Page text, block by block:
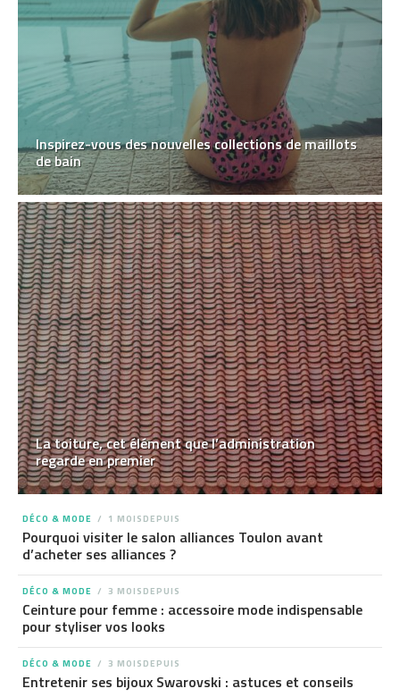
Inspirez-vous des nouvelles collections de maillots
de bain
La toiture, cet élément que l’administration
regarde en premier
DÉCO & MODE 1 MOISDEPUIS
Pourquoi visiter le salon alliances Toulon avant
d’acheter ses alliances ?
DÉCO & MODE 3 MOISDEPUIS
Ceinture pour femme : accessoire mode indispensable
pour styliser vos looks
DÉCO & MODE 3 MOISDEPUIS
Entretenir ses bijoux Swarovski : astuces et conseils